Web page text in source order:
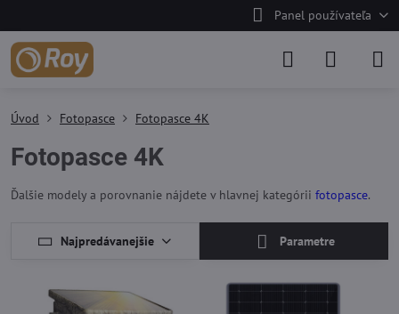
Panel používateľa
Úvod Fotopasce Fotopasce 4K
Fotopasce 4K
Ďalšie modely a porovnanie nájdete v hlavnej kategórii fotopasce.
Najpredávanejšie Parametre